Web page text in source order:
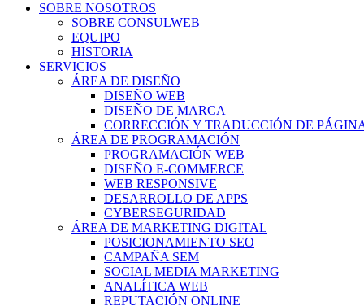
SOBRE NOSOTROS
SOBRE CONSULWEB
EQUIPO
HISTORIA
SERVICIOS
ÁREA DE DISEÑO
DISEÑO WEB
DISEÑO DE MARCA
CORRECCIÓN Y TRADUCCIÓN DE
ÁREA DE PROGRAMACIÓN
PROGRAMACIÓN WEB
DISEÑO E-COMMERCE
WEB RESPONSIVE
DESARROLLO DE APPS
CYBERSEGURIDAD
ÁREA DE MARKETING DIGITAL
POSICIONAMIENTO SEO
CAMPAÑA SEM
SOCIAL MEDIA MARKETING
ANALÍTICA WEB
REPUTACIÓN ONLINE